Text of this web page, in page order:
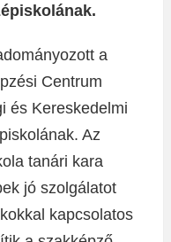
a
Centrum
és Kereskedelmi
Az
tanári kara
jó szolgálatot
kapcsolatos